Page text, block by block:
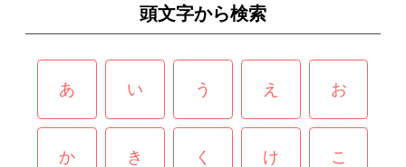
頭文字から検索
あ い う え お
か き く け こ